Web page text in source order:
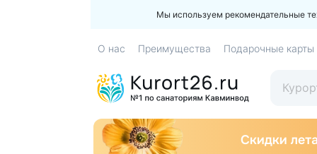
Мы используем рекомендательные
О нас Преимущества Подарочные карты